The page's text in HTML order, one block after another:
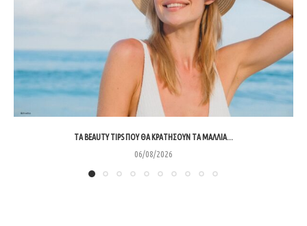
ΤΑ BEAUTY TIPS ΠΟΥ ΘΑ ΚΡΑΤΉΣΟΥΝ ΤΑ ΜΑΛΛΙΆ...
06/08/2026